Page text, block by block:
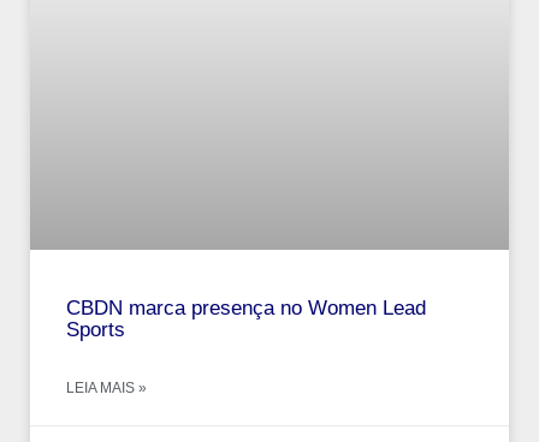
CBDN marca presença no Women Lead
Sports
LEIA MAIS »